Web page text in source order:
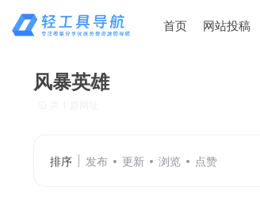
首页 网站投稿
风暴英雄
排序 发布 更新 浏览 点赞